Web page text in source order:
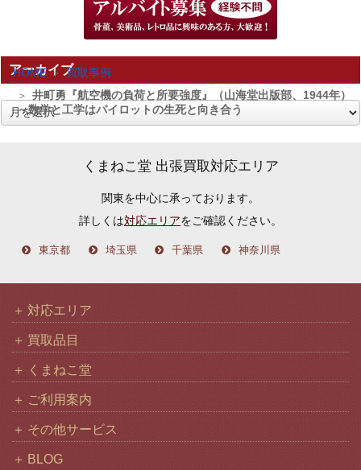
HOME
買取事例
井町勇『航空機の負荷と所要強度』（山海堂出版部、1944年）
～数学と工学はパイロットの生死と向き合う
アーカイブ
くまねこ堂 出張買取対応エリア
関東を中心に承っております。
詳しくは対応エリアをご確認ください。
東京都 埼玉県 千葉県 神奈川県
対応エリア
買取品目
くまねこ堂
ご利用案内
その他サービス
BLOG